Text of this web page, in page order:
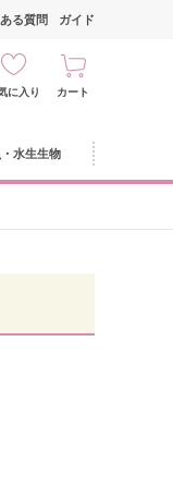
る質問 ガイド
に入り カート
水生生物